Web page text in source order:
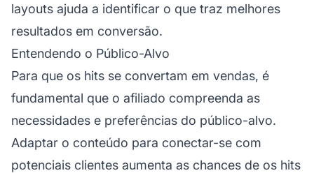
layouts ajuda a identificar o que traz melhores
resultados em conversão.
Entendendo o Público-Alvo
Para que os hits se convertam em vendas, é
fundamental que o afiliado compreenda as
necessidades e preferências do público-alvo.
Adaptar o conteúdo para conectar-se com
potenciais clientes aumenta as chances de os hits